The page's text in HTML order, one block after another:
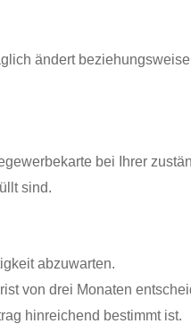
ändert
bei Ihrer
sind.
abzuwarten.
von drei Monaten
hinreichend bestimmt ist.